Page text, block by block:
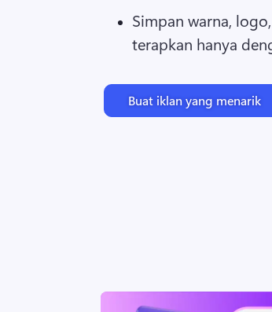
Simpan warna,
terapkan hanya
Buat iklan yang menarik